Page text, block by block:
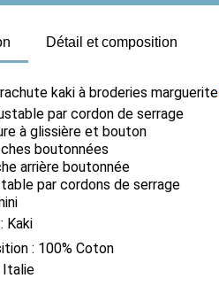
Détail et composition
kaki à broderies marguerite
par cordon de serrage
à glissière et bouton
boutonnées
arrière boutonnée
par cordons de serrage
Kaki
: 100% Coton
Italie